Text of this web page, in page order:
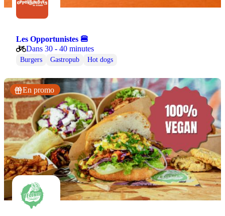
Les Opportunistes 🍔
Dans 30 - 40 minutes
Burgers Gastropub Hot dogs
En promo